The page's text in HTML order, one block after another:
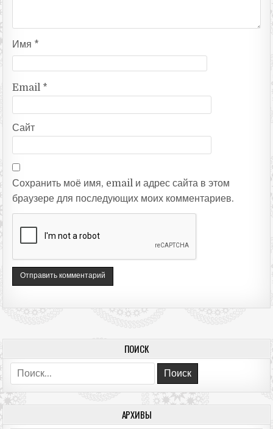
Имя *
Email *
Сайт
Сохранить моё имя, email и адрес сайта в этом
браузере для последующих моих комментариев.
ПОИСК
Поиск:
АРХИВЫ